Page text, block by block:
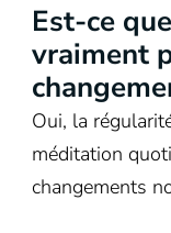
Est-ce
vraiment
Oui, la
méditation
changements